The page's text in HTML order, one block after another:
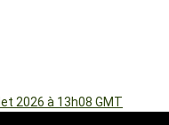
2026 à 13h08 GMT